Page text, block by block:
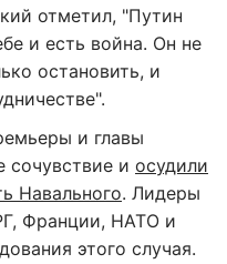
отметил, "Путин
и есть война. Он не
остановить, и
и главы
сочувствие и осудили
Навального. Лидеры
Франции, НАТО и
этого случая.